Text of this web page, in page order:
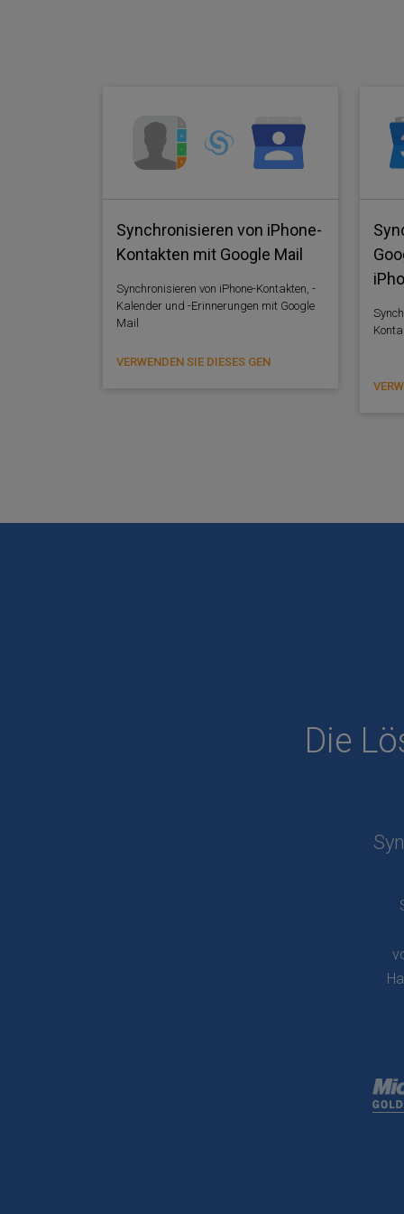
Synchronisieren von iPhone-
Kontakten mit Google Mail
Synchronisieren von iPhone-Kontakten, -
Kalender und -Erinnerungen mit Google
Mail
VERWENDEN SIE DIESES GEN
Die